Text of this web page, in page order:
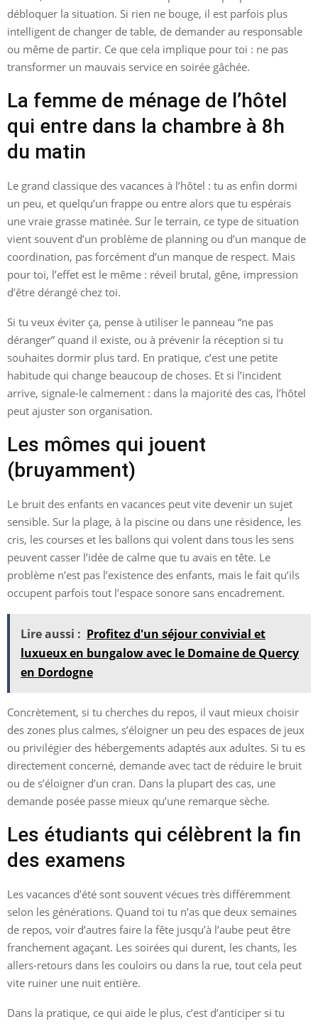
débloquer la situation. Si rien ne bouge, il est parfois plus
intelligent de changer de table, de demander au responsable
ou même de partir. Ce que cela implique pour toi : ne pas
transformer un mauvais service en soirée gâchée.
La femme de ménage de l’hôtel
qui entre dans la chambre à 8h
du matin
Le grand classique des vacances à l’hôtel : tu as enfin dormi
un peu, et quelqu’un frappe ou entre alors que tu espérais
une vraie grasse matinée. Sur le terrain, ce type de situation
vient souvent d’un problème de planning ou d’un manque de
coordination, pas forcément d’un manque de respect. Mais
pour toi, l’effet est le même : réveil brutal, gêne, impression
d’être dérangé chez toi.
Si tu veux éviter ça, pense à utiliser le panneau “ne pas
déranger” quand il existe, ou à prévenir la réception si tu
souhaites dormir plus tard. En pratique, c’est une petite
habitude qui change beaucoup de choses. Et si l’incident
arrive, signale-le calmement : dans la majorité des cas, l’hôtel
peut ajuster son organisation.
Les mômes qui jouent
(bruyamment)
Le bruit des enfants en vacances peut vite devenir un sujet
sensible. Sur la plage, à la piscine ou dans une résidence, les
cris, les courses et les ballons qui volent dans tous les sens
peuvent casser l’idée de calme que tu avais en tête. Le
problème n’est pas l’existence des enfants, mais le fait qu’ils
occupent parfois tout l’espace sonore sans encadrement.
Lire aussi : Profitez d'un séjour convivial et
luxueux en bungalow avec le Domaine de Quercy
en Dordogne
Concrètement, si tu cherches du repos, il vaut mieux choisir
des zones plus calmes, s’éloigner un peu des espaces de jeux
ou privilégier des hébergements adaptés aux adultes. Si tu es
directement concerné, demande avec tact de réduire le bruit
ou de s’éloigner d’un cran. Dans la plupart des cas, une
demande posée passe mieux qu’une remarque sèche.
Les étudiants qui célèbrent la fin
des examens
Les vacances d’été sont souvent vécues très différemment
selon les générations. Quand toi tu n’as que deux semaines
de repos, voir d’autres faire la fête jusqu’à l’aube peut être
franchement agaçant. Les soirées qui durent, les chants, les
allers-retours dans les couloirs ou dans la rue, tout cela peut
vite ruiner une nuit entière.
Dans la pratique, ce qui aide le plus, c’est d’anticiper si tu